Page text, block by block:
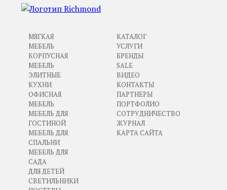
МЯГКАЯ
МЕБЕЛЬ
КОРПУСНАЯ
МЕБЕЛЬ
ЭЛИТНЫЕ
КУХНИ
ОФИСНАЯ
МЕБЕЛЬ
МЕБЕЛЬ ДЛЯ
ГОСТИНОЙ
МЕБЕЛЬ ДЛЯ
СПАЛЬНИ
МЕБЕЛЬ ДЛЯ
САДА
ДЛЯ ДЕТЕЙ
СВЕТИЛЬНИКИ
КАТАЛОГ
УСЛУГИ
БРЕНДЫ
SALE
ВИДЕО
КОНТАКТЫ
ПАРТНЕРЫ
ПОРТФОЛИО
СОТРУДНИЧЕСТВО
ЖУРНАЛ
КАРТА САЙТА